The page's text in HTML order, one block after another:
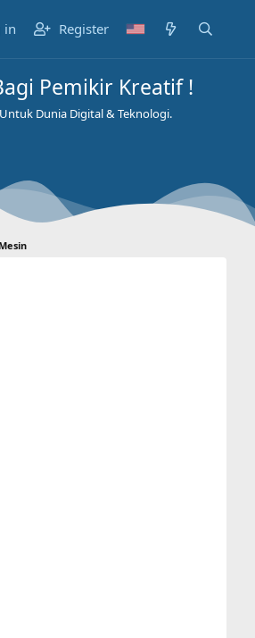
in Register
Pemikir Kreatif !
Dunia Digital & Teknologi.